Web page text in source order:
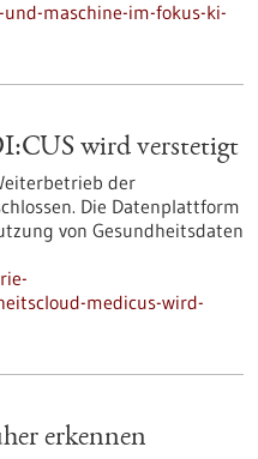
maschine-im-fokus-ki-
wird verstetigt
der
Die Datenplattform
von Gesundheitsdaten
medicus-wird-
erkennen